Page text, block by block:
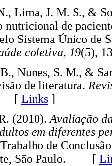
Lima, J. M. S., &
nutricional de
Sistema Único de
coletiva, 19(5),
Nunes, S. M., &
de literatura.
[ Links ]
(2010). Avaliação
em diferentes
de
São Paulo. [